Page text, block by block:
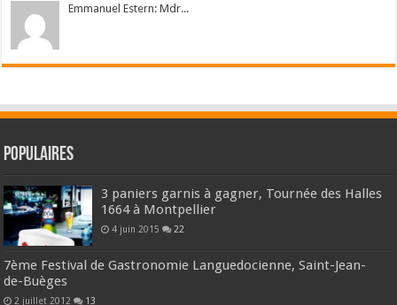
Emmanuel Estern: Mdr...
Populaires
3 paniers garnis à gagner, Tournée des Halles
1664 à Montpellier
4 juin 2015 22
7ème Festival de Gastronomie Languedocienne, Saint-Jean-
de-Buèges
2 juillet 2012 13